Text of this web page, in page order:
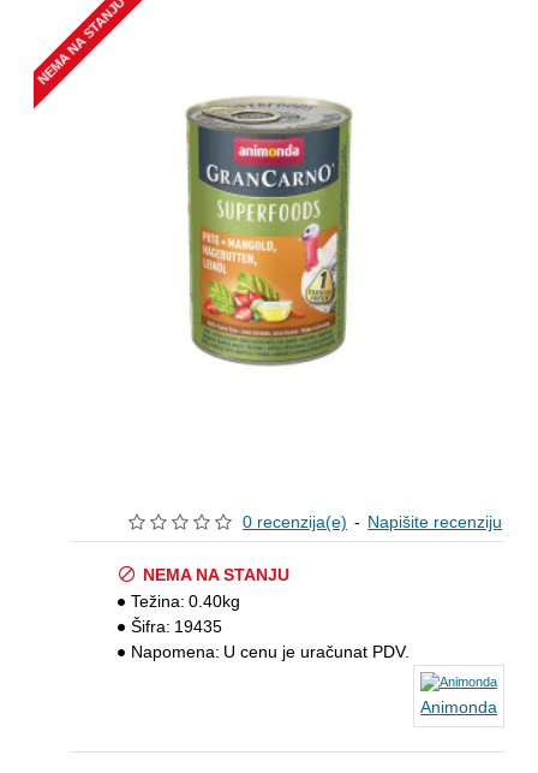
NEMA NA STANJU
0 recenzija(e) - Napišite recenziju
NEMA NA STANJU
Težina: 0.40kg
Šifra: 19435
Napomena: U cenu je uračunat PDV.
Animonda